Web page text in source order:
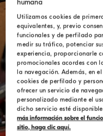
humana
Utilizamos cookies de
equivalentes, y, previo
funcionales y de perfilado
medir su tráfico, potenciar
experiencia, proporcionarle
promocionales acordes con
la navegación. Además, en
cookies de perfilado y
ofrecer un servicio de
personalizado mediante el
dicho servicio esté
más información sobre el
sitio, haga clic aquí.